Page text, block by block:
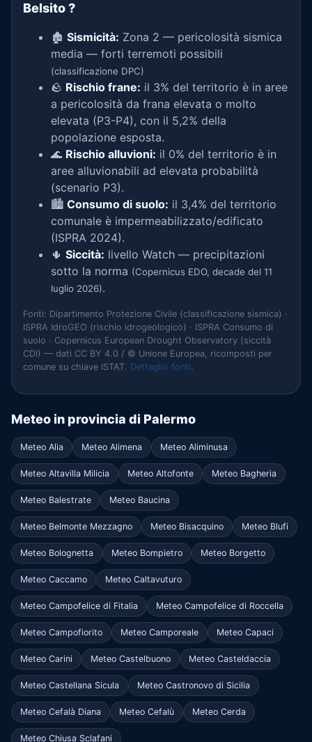
Belsito?
🏚️ Sismicità: Zona 2 — pericolosità sismica
media — forti terremoti possibili
(classificazione DPC)
🪨 Rischio frane: il 3% del territorio è in aree
a pericolosità da frana elevata o molto
elevata (P3-P4), con il 5,2% della
popolazione esposta.
🌊 Rischio alluvioni: il 0% del territorio è in
aree alluvionabili ad elevata probabilità
(scenario P3).
🏙️ Consumo di suolo: il 3,4% del territorio
comunale è impermeabilizzato/edificato
(ISPRA 2024).
🌵 Siccità: livello Watch — precipitazioni
sotto la norma (Copernicus EDO, decade del 11
luglio 2026).
Fonti: Dipartimento Protezione Civile (classificazione sismica) ·
ISPRA IdroGEO (rischio idrogeologico) · ISPRA Consumo di
suolo · Copernicus European Drought Observatory (siccità
CDI) — dati CC BY 4.0 / © Unione Europea, ricomposti per
comune su chiave ISTAT. Dettaglio fonti.
Meteo in provincia di Palermo
Meteo Alia Meteo Alimena Meteo Aliminusa
Meteo Altavilla Milicia Meteo Altofonte Meteo Bagheria
Meteo Balestrate Meteo Baucina
Meteo Belmonte Mezzagno Meteo Bisacquino Meteo Blufi
Meteo Bolognetta Meteo Bompietro Meteo Borgetto
Meteo Caccamo Meteo Caltavuturo
Meteo Campofelice di Fitalia Meteo Campofelice di Roccella
Meteo Campofiorito Meteo Camporeale Meteo Capaci
Meteo Carini Meteo Castelbuono Meteo Casteldaccia
Meteo Castellana Sicula Meteo Castronovo di Sicilia
Meteo Cefalà Diana Meteo Cefalù Meteo Cerda
Meteo Chiusa Sclafani